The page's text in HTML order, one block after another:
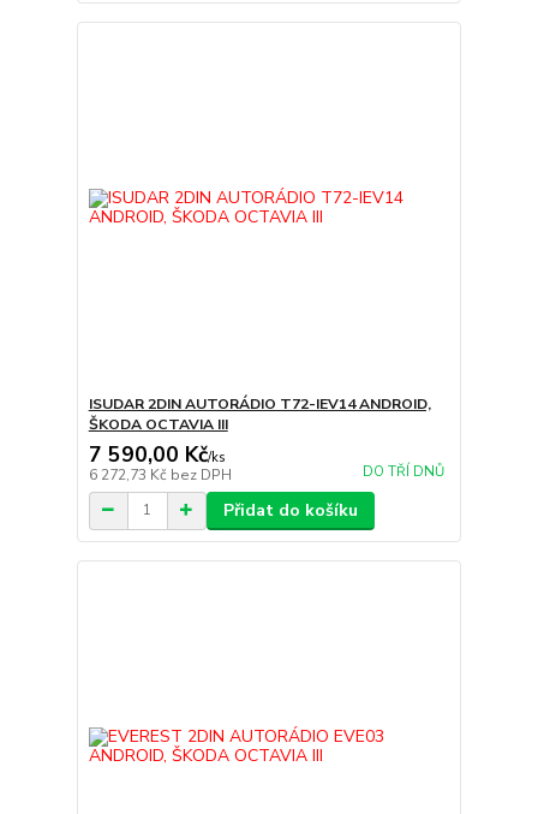
ISUDAR 2DIN AUTORÁDIO T72-IEV14 ANDROID,
ŠKODA OCTAVIA III
7 590,00 Kč/ks
6 272,73 Kč bez DPH DO TŘÍ DNŮ
Přidat do košíku